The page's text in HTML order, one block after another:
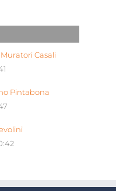
Casali
Pintabona